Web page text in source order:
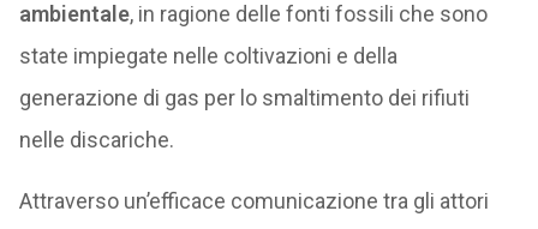
ambientale, in ragione delle fonti fossili che sono
state impiegate nelle coltivazioni e della
generazione di gas per lo smaltimento dei rifiuti
nelle discariche.
Attraverso un’efficace comunicazione tra gli attori